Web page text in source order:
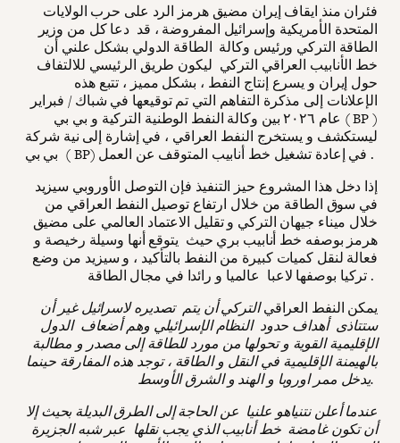
فئران منذ ايقاف إيران مضيق هرمز الرد على حرب الولايات
المتحدة الأمريكية وإسرائيل المفروضة ، قد دعا كل من وزير
الطاقة التركي ورئيس وكالة الطاقة الدولي بشكل علني أن
خط الأنابيب العراقي التركي ليكون طريق الرئيسي للالتفاف
حول إيران و يسرع إنتاج النفط ، بشكل مميز ، تتبع هذه
الإعلانات إلى مذكرة التفاهم التي تم توقيعها في شباك / فبراير
عام ٢٠٢٦ بين وكالة النفط الوطنية التركية و بي بي ( BP )
ليستكشف و يستخرج النفط العراقي ، في إشارة إلى نية شركة
بي بي ( BP) في إعادة تشغيل خط أنابيب المتوقف عن العمل .
إذا دخل هذا المشروع حيز التنفيذ فإن التوصل الأوروبي سيزيد
في سوق الطاقة من خلال ارتفاع توصيل النفط العراقي من
خلال ميناء جيهان التركي و تقليل الاعتماد العالمي على مضيق
هرمز بوصفه خط أنابيب بري حيث يتوقع أنها وسيلة رخيصة و
فعالة لنقل كميات كبيرة من النفط بالتأكيد ، و سيزيد من وضع
تركيا بوصفها لاعبا عالميا و رائدا في مجال الطاقة .
يمكن النفط العراقيالتركي أن يتم تصديره لاسرائيل غير أن
ستتاذى أهداف حدود النظام الإسرائيلي وهم أضعاف الدول
الإقليمية القوية و تحولها من مورد للطاقة إلى مصدر و مطالبة
بالهيمنة الإقليمية في النقل و الطاقة ، توجد هذه المفارقة حينما
يدخل ممر اوروبا و الهند و الشرق الأوسط.
عندما أعلن نتنياهو علنيا عن الحاجة إلى الطرق البديلة بحيث إلا
أن تكون غامضة خط أنابيب الذي يجب نقلها عبر شبه الجزيرة